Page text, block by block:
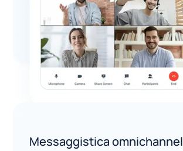
Per saperne di più
Contact center outbound
Messaggistica omnichannel